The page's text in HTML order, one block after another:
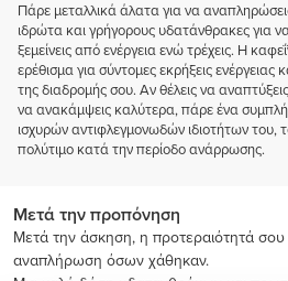
Πάρε μεταλλικά άλατα για να
ιδρώτα και γρήγορους υδατάνθρακες για
ξεμείνεις από ενέργεια ενώ τρέχεις. Η
ερέθισμα για σύντομες εκρήξεις ενέργειας
της διαδρομής σου. Αν θέλεις να
να ανακάμψεις καλύτερα, πάρε ένα
ισχυρών αντιφλεγμονωδών ιδιοτήτων του,
πολύτιμο κατά την περίοδο ανάρρωσης.
Μετά την προπόνηση
Μετά την άσκηση, η προτεραιότητά σου
αναπλήρωση όσων χάθηκαν.